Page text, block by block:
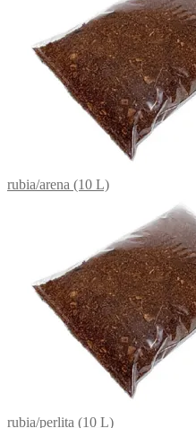
rubia/arena (10 L)
rubia/perlita (10 L)